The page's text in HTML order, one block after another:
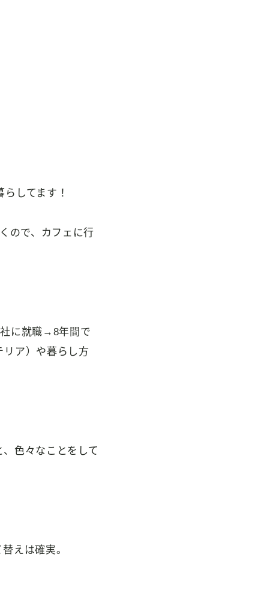
してます！
ので、カフェに行
に就職→8年間で
ア）や暮らし方
色々なことをして
えは確実。